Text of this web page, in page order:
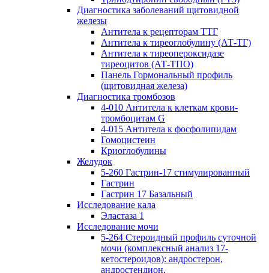
Диагностика заболеваний щитовидной
железы
Антитела к рецепторам ТТГ
Антитела к тиреоглобулину (АТ-ТГ)
Антитела к тиреопероксидазе
тиреоцитов (АТ-ТПО)
Панель Гормональный профиль
(щитовидная железа)
Диагностика тромбозов
4-010 Антитела к клеткам крови-
тромбоцитам G
4-015 Антитела к фосфолипидам
Гомоцистеин
Криоглобулины
Желудок
5-260 Гастрин-17 стимулированный
Гастрин
Гастрин 17 Базальный
Исследование кала
Эластаза 1
Исследование мочи
5-264 Стероидный профиль суточной
мочи (комплексный анализ 17-
кетостероидов): андростерон,
андростендион,